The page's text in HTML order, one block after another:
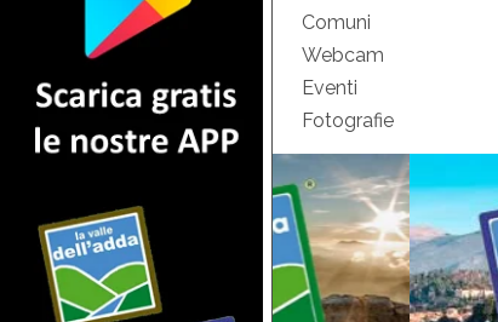
Comuni
Webcam
Eventi
Fotografie